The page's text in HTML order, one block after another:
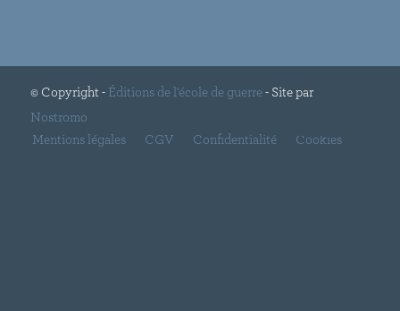
© Copyright - Éditions de l'école de guerre- Site par
Nostromo
Mentions légales
CGV Confidentialité Cookies